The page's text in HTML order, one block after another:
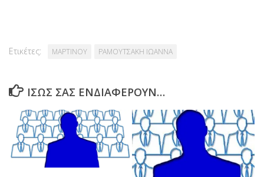
Ετικέτες: ΜΑΡΤΙΝΟΥ ΡΑΜΟΥΤΣΑΚΗ ΙΩΑΝΝΑ
ΊΣΩΣ ΣΑΣ ΕΝΔΙΑΦΈΡΟΥΝ…